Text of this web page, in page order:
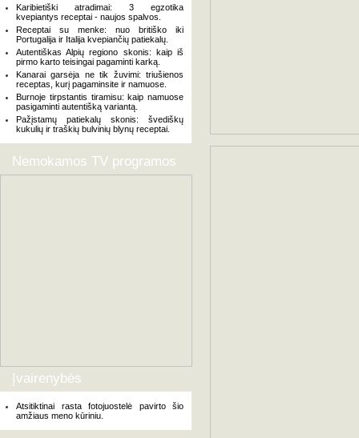
Karibietiški atradimai: 3 egzotika
kvepiantys receptai - naujos spalvos.
Receptai su menke: nuo britiško iki
Portugalija ir Italija kvepiančių patiekalų.
Autentiškas Alpių regiono skonis: kaip iš
pirmo karto teisingai pagaminti karką.
Kanarai garsėja ne tik žuvimi: triušienos
receptas, kurį pagaminsite ir namuose.
Burnoje tirpstantis tiramisu: kaip namuose
pasigaminti autentišką variantą.
Pažįstamų patiekalų skonis: švediškų
kukulių ir traškių bulvinių blynų receptai.
Nemokamos TV programos
Įvairenybės
Atsitiktinai rasta fotojuostelė pavirto šio
amžiaus meno kūriniu.